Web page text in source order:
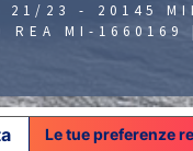
21/23 - 20145
MI-1660169 |
Le tue preferenze